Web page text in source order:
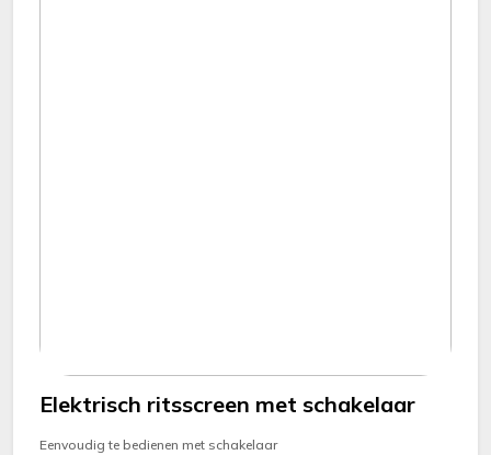
Elektrisch ritsscreen met schakelaar
Eenvoudig te bedienen met schakelaar